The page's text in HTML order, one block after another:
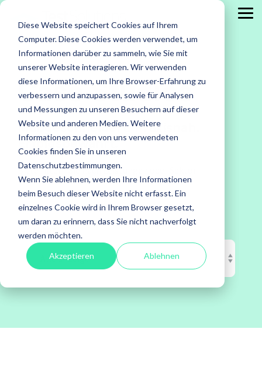
Diese Website speichert Cookies auf Ihrem
Computer. Diese Cookies werden verwendet, um
Informationen darüber zu sammeln, wie Sie mit
unserer Website interagieren. Wir verwenden
diese Informationen, um Ihre Browser-Erfahrung zu
verbessern und anzupassen, sowie für Analysen
und Messungen zu unseren Besuchern auf dieser
Website und anderen Medien. Weitere
Informationen zu den von uns verwendeten
Cookies finden Sie in unseren
Datenschutzbestimmungen.
Wenn Sie ablehnen, werden Ihre Informationen
beim Besuch dieser Website nicht erfasst. Ein
einzelnes Cookie wird in Ihrem Browser gesetzt,
um daran zu erinnern, dass Sie nicht nachverfolgt
werden möchten.
Akzeptieren Ablehnen
Skip
main
content.Leistungen
Alle anzeigen
Agiles Testen
API Testing
Last- und Performance
Nutzerabnahmetest / UAT
Offshore Test Center
Leistungen
Penetration Testing
Standardsoftware
Test Factory Services
Testautomatisierung
Testberatung
Testmanagement
Leistungen
Studies.
Alle anzeigen
ISTQB Certified Tester
Foundation Level
AI Testing
Testing with GenAI
Test Management
Test Analyst
Test Automation Engineering
Agile Tester
IREB Certified
Professional for
Requirements
Engineering
Case Studies
Maßgeschneidert. Praxisnah.
Erfolgsbewährt.
Bitte filtern Sie nach Leistungen oder Sektor.